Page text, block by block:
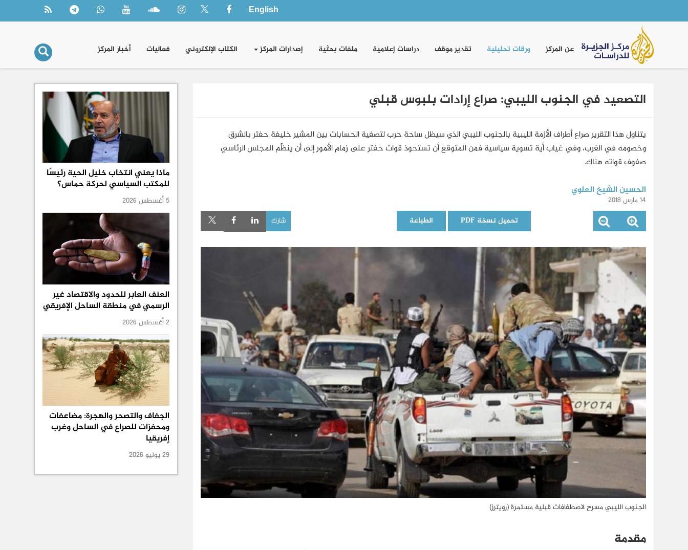
English
Main
navigation عن المركز ورقات تحليلية تقدير موقف دراسات إعلامية ملفات بحثية إصدارات المركز الكتاب الإلكتروني فعاليات أخبار المركز
التصعيد في الجنوب الليبي: صراع إرادات بلبوس قبلي
يتناول هذا التقرير صراع أطراف الأزمة الليبية بالجنوب الليبي الذي سيظل ساحة حرب لتصفية الحسابات بين المشير خليفة حفتر بالشرق
وخصومه في الغرب، وفي غياب أية تسوية سياسية فمن المتوقع أن تستحوذ قوات حفتر على زمام الأمور إلى أن ينظِّم المجلس الرئاسي
صفوف قواته هناك.
الحسين الشيخ العلوي
14 مارس 2018
تحميل نسخة PDF الطباعة شارك
الجنوب الليبي مسرح لاصطفافات قبلية مستمرة (رويترز)
مقدمة
ماذا يعني انتخاب خليل الحية رئيسًا
للمكتب السياسي لحركة حماس؟
5 أغسطس 2026
العنف العابر للحدود والاقتصاد غير
الرسمي في منطقة الساحل الإفريقي
2 أغسطس 2026
الجفاف والتصحر والهجرة: مضاعفات
ومحفزات للصراع في الساحل وغرب
إفريقيا
29 يوليو 2026